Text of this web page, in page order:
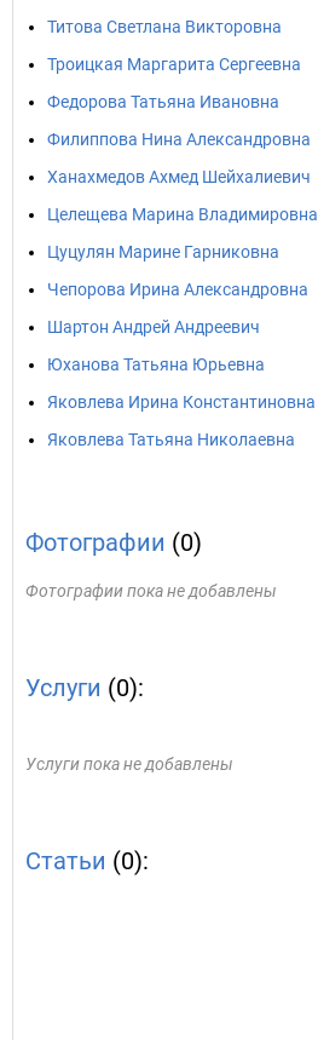
Титова Светлана Викторовна
Троицкая Маргарита Сергеевна
Федорова Татьяна Ивановна
Филиппова Нина Александровна
Ханахмедов Ахмед Шейхалиевич
Целещева Марина Владимировна
Цуцулян Марине Гарниковна
Чепорова Ирина Александровна
Шартон Андрей Андреевич
Юханова Татьяна Юрьевна
Яковлева Ирина Константиновна
Яковлева Татьяна Николаевна
Фотографии (0)
Фотографии пока не добавлены
Услуги (0):
Услуги пока не добавлены
Статьи (0):